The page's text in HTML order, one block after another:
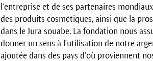
l'en­treprise et de ses partenaires
des produits cosmétiques, ainsi que la
dans le Jura souabe. La fondation nous
donner un sens à l’utilisation de notre
ajoutée dans des pays d'où proviennent